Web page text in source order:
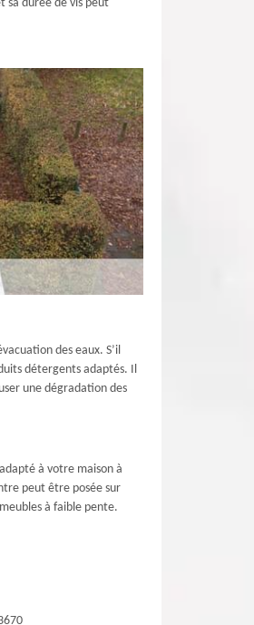
sa durée de vis peut
des eaux. S’il
détergents adaptés. Il
une dégradation des
à votre maison à
peut être posée sur
à faible pente.